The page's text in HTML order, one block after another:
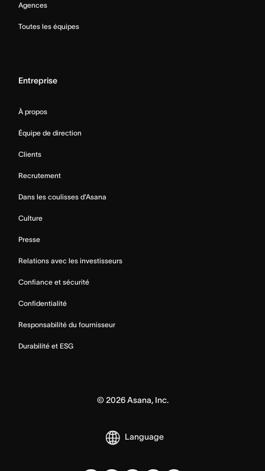
Agences
Toutes les équipes
Entreprise
À propos
Équipe de direction
Clients
Recrutement
Dans les coulisses d’Asana
Culture
Presse
Relations avec les investisseurs
Confiance et sécurité
Confidentialité
Responsabilité du fournisseur
Durabilité et ESG
© 2026Asana, Inc.
Language